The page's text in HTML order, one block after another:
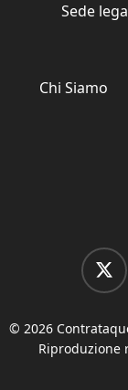
Sede
Chi Siamo
x-
twitter
© 2026
Riproduzione